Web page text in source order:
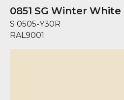
0851 SG Winter White
S 0505-Y30R
RAL9001